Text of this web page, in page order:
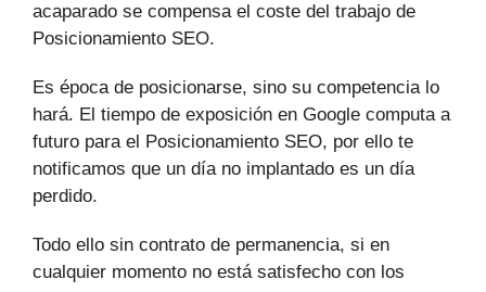
acaparado se compensa el coste del trabajo de
Posicionamiento SEO.
Es época de posicionarse, sino su competencia lo
hará. El tiempo de exposición en Google computa a
futuro para el Posicionamiento SEO, por ello te
notificamos que un día no implantado es un día
perdido.
Todo ello sin contrato de permanencia, si en
cualquier momento no está satisfecho con los